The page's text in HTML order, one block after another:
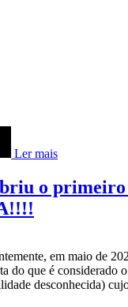
Ler mais
o primeiro
em maio de
do que é considerado
desconhecida)